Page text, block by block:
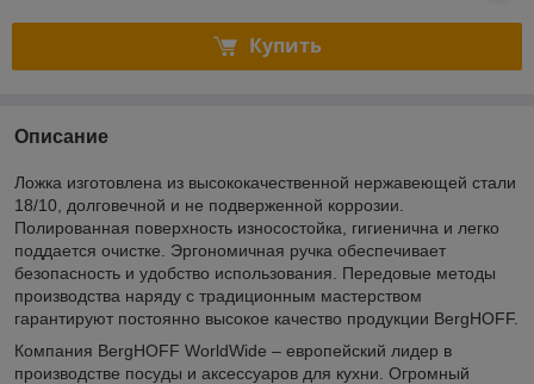
Купить
Описание
Ложка изготовлена из высококачественной нержавеющей стали
18/10, долговечной и не подверженной коррозии.
Полированная поверхность износостойка, гигиенична и легко
поддается очистке. Эргономичная ручка обеспечивает
безопасность и удобство использования. Передовые методы
производства наряду с традиционным мастерством
гарантируют постоянно высокое качество продукции BergHOFF.
Компания BergHOFF WorldWide – европейский лидер в
производстве посуды и аксессуаров для кухни. Огромный